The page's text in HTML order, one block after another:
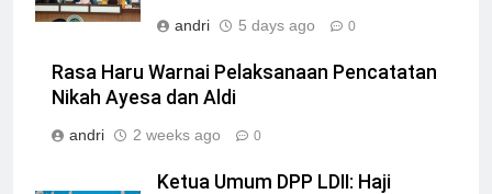
andri 5 days ago 0
Rasa Haru Warnai Pelaksanaan Pencatatan
Nikah Ayesa dan Aldi
andri 2 weeks ago 0
Ketua Umum DPP LDII: Haji